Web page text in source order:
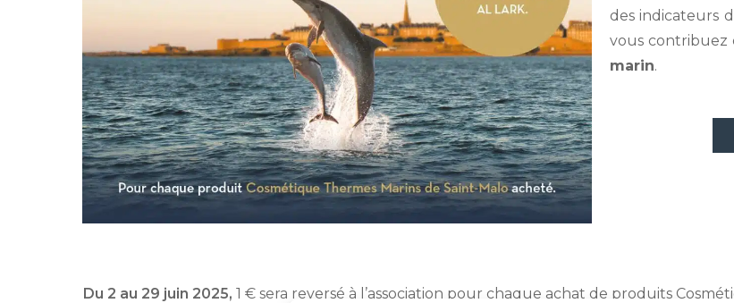
des indicateurs
vous contribuez
marin.
Du 2 au 29 juin 2025, 1 € sera reversé à l’association pour chaque achat de produits